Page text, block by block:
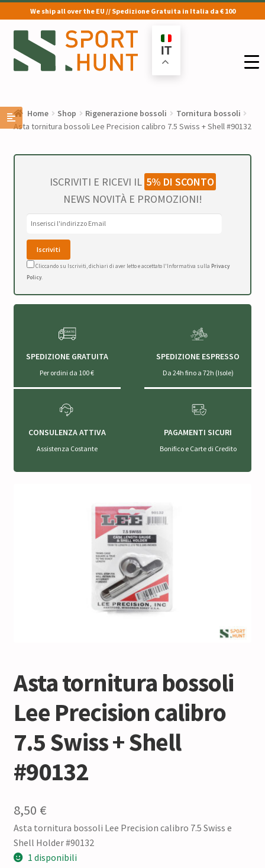
We ship all over the EU // Spedizione Gratuita in Italia da € 100
Vai
alla
navigazione
Vai
al
contenuto
IT
Home Shop Rigenerazione bossoli
Tornitura bossoli
Asta tornitura bossoli Lee Precision calibro 7.5 Swiss + Shell #90132
ISCRIVITI E RICEVI IL 5% DI SCONTO
NEWS NOVITÀ E PROMOZIONI!
Cliccando su Iscriviti, dichiari di aver letto e accettato l'Informativa sulla Privacy
Policy.
SPEDIZIONE GRATUITA
Per ordini da 100 €
SPEDIZIONE ESPRESSO
Da 24h fino a 72h (Isole)
CONSULENZA ATTIVA
Assistenza Costante
PAGAMENTI SICURI
Bonifico e Carte di Credito
Asta tornitura bossoli
Lee Precision calibro
7.5 Swiss + Shell
#90132
8,50 €
Asta tornitura bossoli Lee Precision calibro 7.5 Swiss e
Shell Holder #90132
1 disponibili